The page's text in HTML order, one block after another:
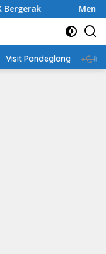
Mengenal
Visit Pandeglang